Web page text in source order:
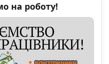
на роботу!